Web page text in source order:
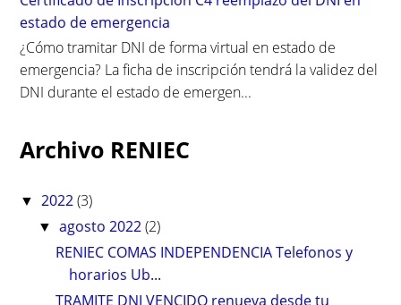
estado de emergencia
¿Cómo tramitar DNI de forma virtual en estado de
emergencia? La ficha de inscripción tendrá la validez del
DNI durante el estado de emergen...
Archivo RENIEC
▼ 2022(3)
▼ agosto 2022(2)
RENIEC COMAS INDEPENDENCIA Telefonos y
horarios Ub...
TRAMITE DNI VENCIDO renueva desde tu